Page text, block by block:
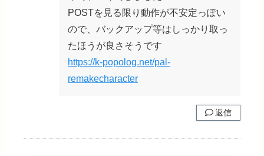
POSTを見る限り動作が不安定っぽい
ので、バックアップ等はしっかり取っ
たほうが良さそうです
https://k-popolog.net/pal-
remakecharacter
返信